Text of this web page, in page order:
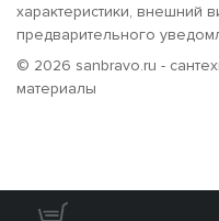
характеристики, внешний
предварительного
© 2026 sanbravo.ru -
материалы